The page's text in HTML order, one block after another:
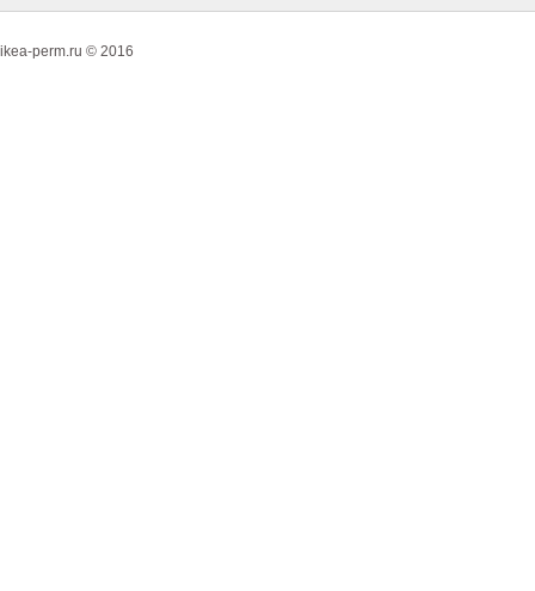
ikea-perm.ru © 2016